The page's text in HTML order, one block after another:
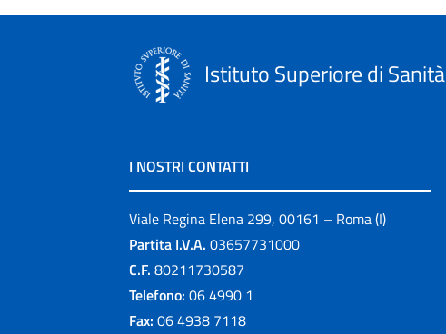
Istituto Superiore di Sanità
I NOSTRI CONTATTI
Viale Regina Elena 299, 00161 – Roma (I)
Partita I.V.A. 03657731000
C.F. 80211730587
Telefono: 06 4990 1
Fax: 06 4938 7118